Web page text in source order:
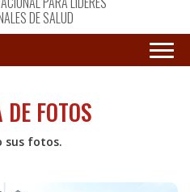
DE SALUD
FOTOS
sus fotos.